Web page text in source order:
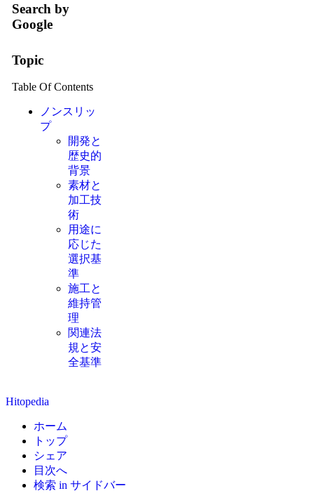
Search by
Google
Topic
Table Of Contents
ノンスリッ
プ
開発と
歴史的
背景
素材と
加工技
術
用途に
応じた
選択基
準
施工と
維持管
理
関連法
規と安
全基準
Hitopedia
ホーム
トップ
シェア
目次へ
検索 in サイドバー